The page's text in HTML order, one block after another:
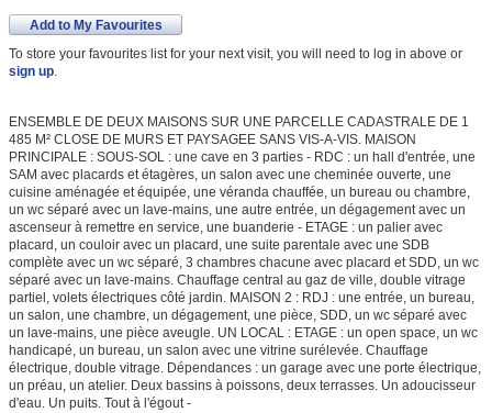
Add to My Favourites
To store your favourites list for your next visit, you will need to log in above or
sign up.
ENSEMBLE DE DEUX MAISONS SUR UNE PARCELLE CADASTRALE DE 1
485 M² CLOSE DE MURS ET PAYSAGEE SANS VIS-A-VIS. MAISON
PRINCIPALE : SOUS-SOL : une cave en 3 parties - RDC : un hall d'entrée, une
SAM avec placards et étagères, un salon avec une cheminée ouverte, une
cuisine aménagée et équipée, une véranda chauffée, un bureau ou chambre,
un wc séparé avec un lave-mains, une autre entrée, un dégagement avec un
ascenseur à remettre en service, une buanderie - ETAGE : un palier avec
placard, un couloir avec un placard, une suite parentale avec une SDB
complète avec un wc séparé, 3 chambres chacune avec placard et SDD, un wc
séparé avec un lave-mains. Chauffage central au gaz de ville, double vitrage
partiel, volets électriques côté jardin. MAISON 2 : RDJ : une entrée, un bureau,
un salon, une chambre, un dégagement, une pièce, SDD, un wc séparé avec
un lave-mains, une pièce aveugle. UN LOCAL : ETAGE : un open space, un wc
handicapé, un bureau, un salon avec une vitrine surélevée. Chauffage
électrique, double vitrage. Dépendances : un garage avec une porte électrique,
un préau, un atelier. Deux bassins à poissons, deux terrasses. Un adoucisseur
d'eau. Un puits. Tout à l'égout -